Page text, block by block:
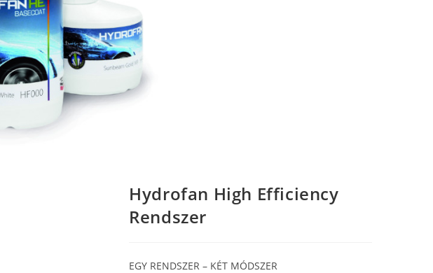
Hydrofan High Efficiency
Rendszer
EGY RENDSZER – KÉT MÓDSZER